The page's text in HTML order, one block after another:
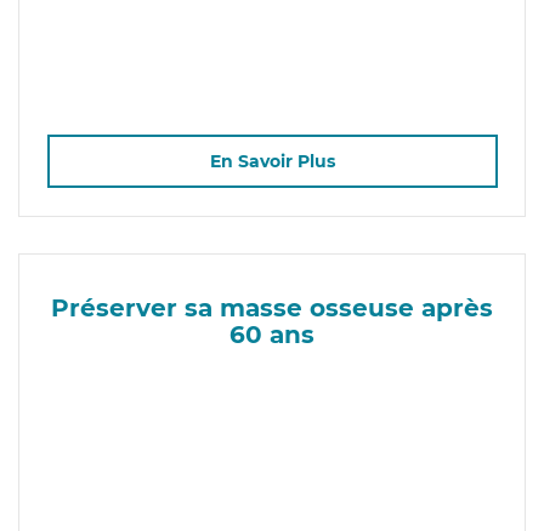
En Savoir Plus
Préserver sa masse osseuse après
60 ans